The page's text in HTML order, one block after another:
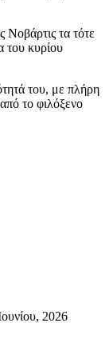
Νοβάρτις τα τότε
του κυρίου
του, με πλήρη
το φιλόξενο
2026